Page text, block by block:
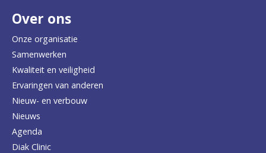
t
e
r
u
g
n
a
Over ons
Onze organisatie
Samenwerken
Kwaliteit en veiligheid
Ervaringen van anderen
Nieuw- en verbouw
Nieuws
Agenda
Diak Clinic